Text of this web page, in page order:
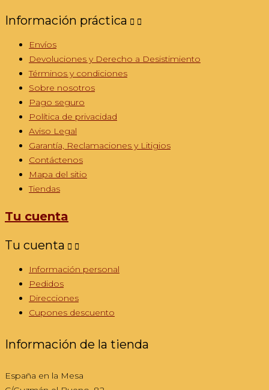
Información práctica  
Envíos
Devoluciones y Derecho a Desistimiento
Términos y condiciones
Sobre nosotros
Pago seguro
Política de privacidad
Aviso Legal
Garantía, Reclamaciones y Litigios
Contáctenos
Mapa del sitio
Tiendas
Tu cuenta
Tu cuenta  
Información personal
Pedidos
Direcciones
Cupones descuento
Información de la tienda
España en la Mesa